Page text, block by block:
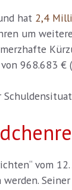
hat 2,4
um
968.683
vom